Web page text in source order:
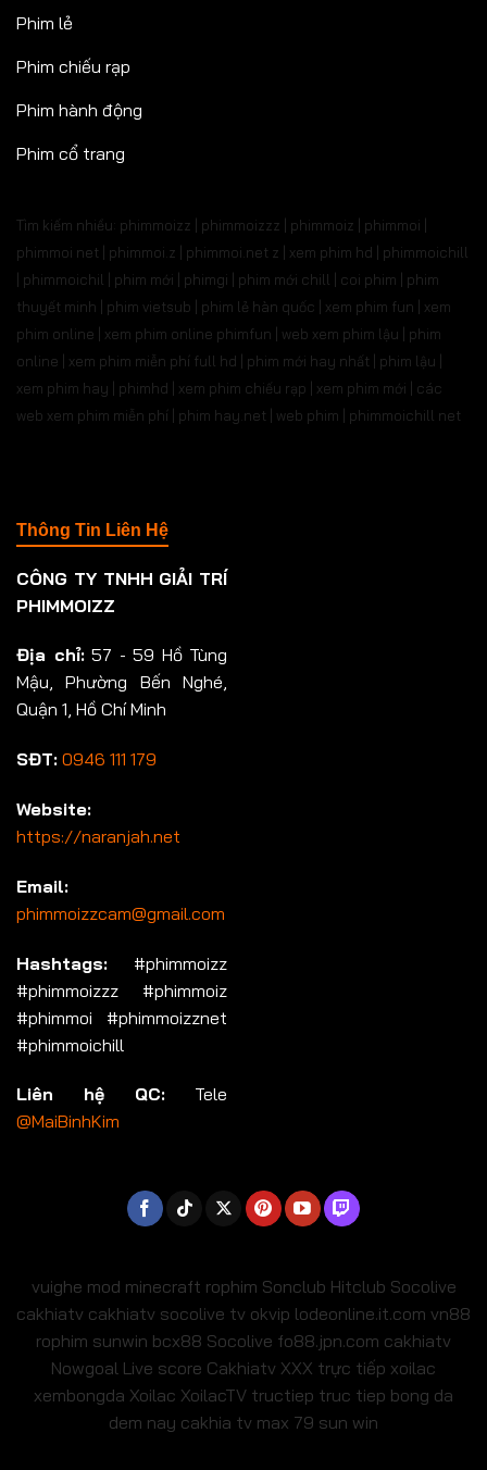
Phim lẻ
Phim chiếu rạp
Phim hành động
Phim cổ trang
Tìm kiếm nhiều: phimmoizz | phimmoizzz | phimmoiz | phimmoi |
phimmoi net | phimmoi.z | phimmoi.net z | xem phim hd | phimmoichill
| phimmoichil | phim mới | phimgi | phim mới chill | coi phim | phim
thuyết minh | phim vietsub | phim lẻ hàn quốc | xem phim fun | xem
phim online | xem phim online phimfun | web xem phim lậu | phim
online | xem phim miễn phí full hd | phim mới hay nhất | phim lậu |
xem phim hay | phimhd | xem phim chiếu rạp | xem phim mới | các
web xem phim miễn phí | phim hay.net | web phim | phimmoichill net
Thông Tin Liên Hệ
CÔNG TY TNHH GIẢI TRÍ
PHIMMOIZZ
Địa chỉ:57 - 59 Hồ Tùng
Mậu, Phường Bến Nghé,
Quận 1, Hồ Chí Minh
SĐT: 0946 111 179
Website:
https://naranjah.net
Email:
phimmoizzcam@gmail.com
Hashtags: #phimmoizz
#phimmoizzz #phimmoiz
#phimmoi #phimmoizznet
#phimmoichill
Liên hệ QC: Tele
@MaiBinhKim
vuighe mod minecraft rophim Sonclub Hitclub Socolive
cakhiatv cakhiatv socolive tv okvip lodeonline.it.com vn88
rophim sunwin bcx88 Socolive fo88.jpn.com cakhiatv
Nowgoal Live score Cakhiatv XXX trực tiếp xoilac
xembongda Xoilac XoilacTV tructiep truc tiep bong da
dem nay cakhia tv max 79 sun win